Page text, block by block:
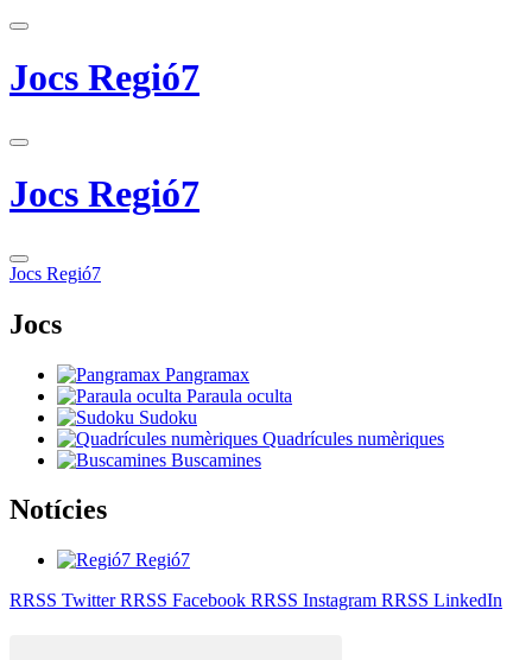
Jocs Regió7
Jocs Regió7
Jocs Regió7
Jocs
Pangramax
Paraula oculta
Sudoku
Quadrícules numèriques
Buscamines
Notícies
Regió7
RRSS TwitterRRSS Facebook RRSS Instagram RRSS LinkedIn